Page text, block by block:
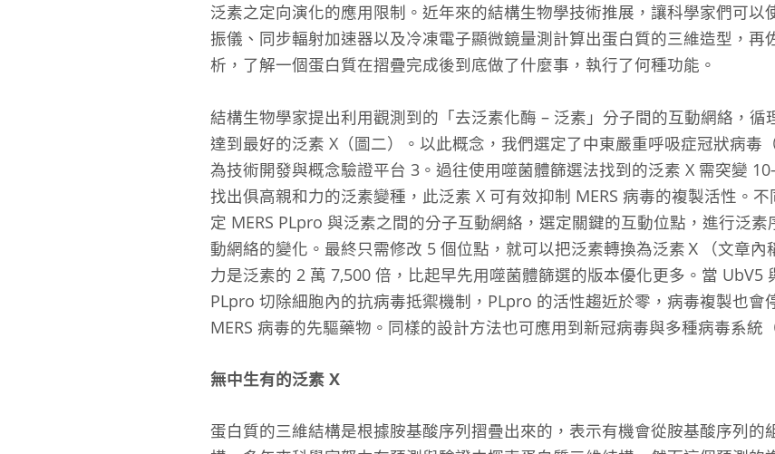
泛素之定向演化的應用限制。近年來的結構生物學技術推展，讓科學家們可以
振儀、同步輻射加速器以及冷凍電子顯微鏡量測計算出蛋白質的三維造型，再
析，了解一個蛋白質在摺疊完成後到底做了什麼事，執行了何種功能。
結構生物學家提出利用觀測到的「去泛素化酶 – 泛素」分子間的互動網絡，循
達到最好的泛素 X（圖二）。以此概念，我們選定了中東嚴重呼吸症冠狀病毒
為技術開發與概念驗證平台 3 。過往使用噬菌體篩選法找到的泛素 X 需突變
找出俱高親和力的泛素變種，此泛素 X 可有效抑制 MERS 病毒的複製活性。
定 MERS PLpro 與泛素之間的分子互動網絡，選定關鍵的互動位點，進行泛
動網絡的變化。最終只需修改 5 個位點，就可以把泛素轉換為泛素Ｘ（文章內
力是泛素的 2 萬 7,500 倍，比起早先用噬菌體篩選的版本優化更多。當 UbV5
PLpro 切除細胞內的抗病毒抵禦機制，PLpro 的活性趨近於零，病毒複製也會
MERS 病毒的先驅藥物。同樣的設計方法也可應用到新冠病毒與多種病毒系統
無中生有的泛素 X
蛋白質的三維結構是根據胺基酸序列摺疊出來的，表示有機會從胺基酸序列的